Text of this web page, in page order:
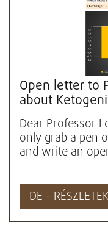
Open letter to
about
Dear Professor
only grab a pen
and write an
DE - RÉSZLETEK